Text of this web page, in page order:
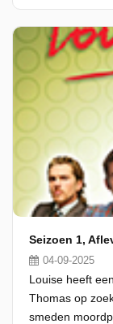
Seizoen 1,
04-09-2025
Louise heeft
Thomas op
smeden